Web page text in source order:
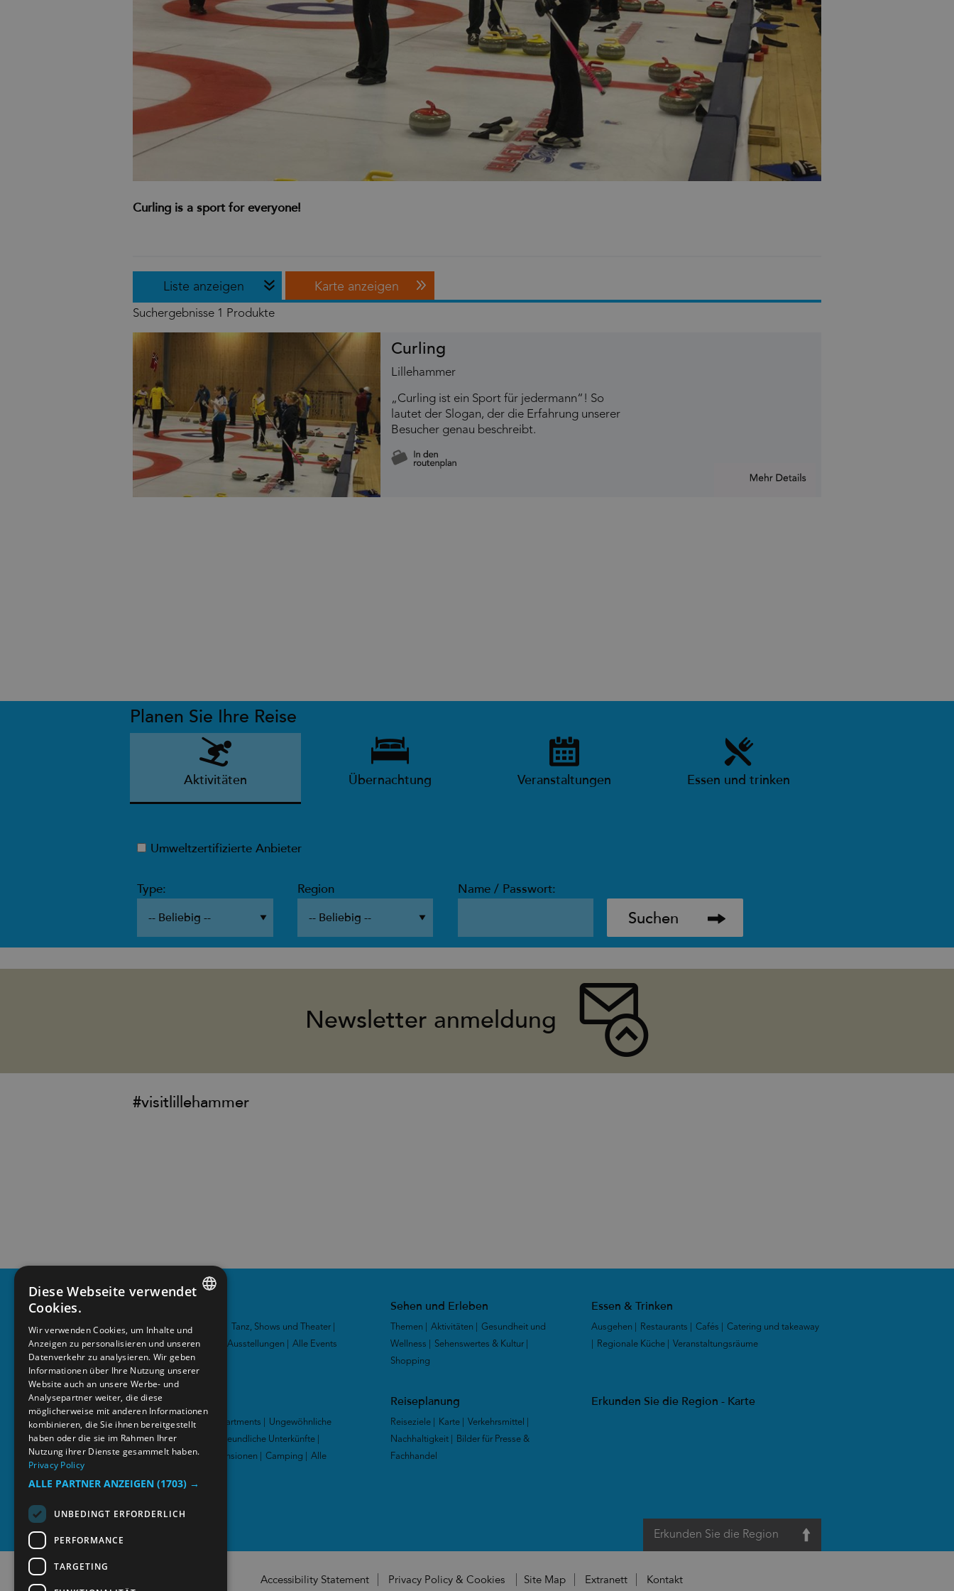
Curling is a sport for everyone!
Liste anzeigen Karte anzeigen
Suchergebnisse 1 Produkte
Curling
Lillehammer
„Curling ist ein Sport für jedermann“! So
lautet der Slogan, der die Erfahrung unserer
Besucher genau beschreibt.
Planen Sie Ihre Reise
Aktivitäten Übernachtung Veranstaltungen Essen und trinken
Umweltzertifizierte Anbieter
Type: Region Name / Passwort:
Newsletter anmeldung
#visitlillehammer
Festivals und Konzerte Tanz, Shows und Theater
Sportveranstaltungen
Ausstellungen Alle Events
Sehen und Erleben
Themen Aktivitäten
Gesundheit und
Wellness
Sehenswertes & Kultur
Shopping
Essen & Trinken
Ausgehen Restaurants Cafés
Catering und takeaway
Regionale Küche Veranstaltungsräume
Übernachtung
Hotels|Hütten und Apartments
Ungewöhnliche
Unterkünfte
Familienfreundliche Unterkünfte
Jugendherbergen & Pensionen
Camping
Alle
Reiseplanung
Reiseziele Karte Verkehrsmittel
Nachhaltigkeit
Bilder für Presse &
Fachhandel
Erkunden Sie die Region - Karte
Erkunden Sie die Region
Accessibility Statement Privacy Policy & Cookies Site Map Extranett Kontakt
NORWEGIAN
GERMAN
Diese Webseite verwendet
Cookies.
Wir verwenden Cookies, um Inhalte und
Anzeigen zu personalisieren und unseren
Datenverkehr zu analysieren. Wir geben
Informationen über Ihre Nutzung unserer
Website auch an unsere Werbe- und
Analysepartner weiter, die diese
möglicherweise mit anderen Informationen
kombinieren, die Sie ihnen bereitgestellt
haben oder die sie im Rahmen Ihrer
Nutzung ihrer Dienste gesammelt haben.
Privacy Policy
ALLE PARTNER ANZEIGEN (1703) →
UNBEDINGT ERFORDERLICH
PERFORMANCE
TARGETING